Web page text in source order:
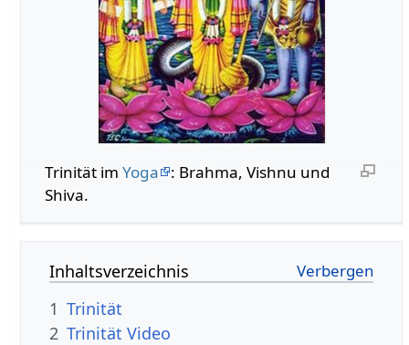
Trinität im Yoga
: Brahma, Vishnu und
Shiva.
Inhaltsverzeichnis
1 Trinität
2 Trinität Video